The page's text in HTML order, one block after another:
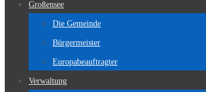
Großensee
Die Gemeinde
Bürgermeister
Europabeauftragter
Verwaltung